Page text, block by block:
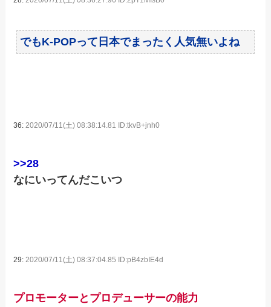
でもK-POPって日本でまったく人気無いよね
36:2020/07/11(土) 08:38:14.81 ID:tkvB+jnh0
>>28
なにいってんだこいつ
29: 2020/07/11(土) 08:37:04.85 ID:pB4zbIE4d
プロモーターとプロデューサーの能力